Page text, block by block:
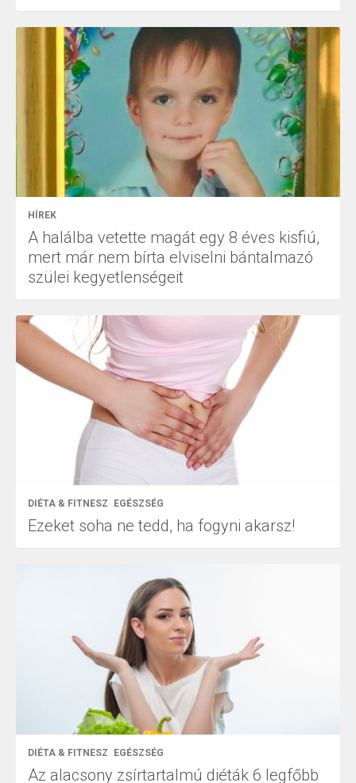
HÍREK
A halálba vetette magát egy 8 éves kisfiú,
mert már nem bírta elviselni bántalmazó
szülei kegyetlenségeit
DIÉTA & FITNESZ EGÉSZSÉG
Ezeket soha ne tedd, ha fogyni akarsz!
DIÉTA & FITNESZ EGÉSZSÉG
Az alacsony zsírtartalmú diéták 6 legfőbb